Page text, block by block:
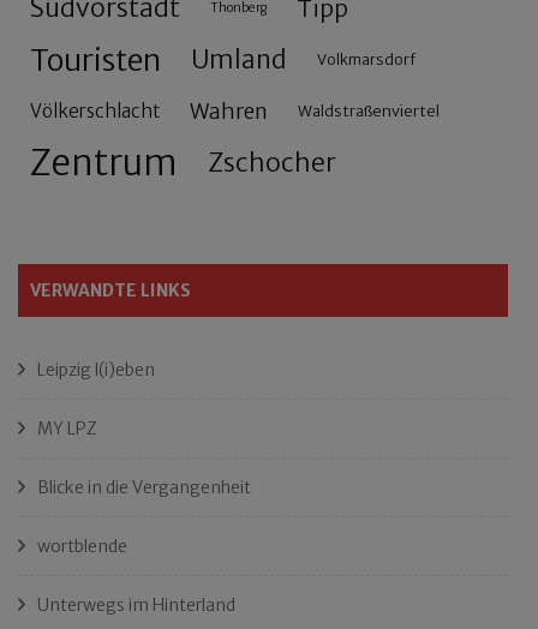
Südvorstadt Thonberg Tipp
Touristen Umland Volkmarsdorf
Völkerschlacht Wahren Waldstraßenviertel
Zentrum Zschocher
VERWANDTE LINKS
Leipzig l(i)eben
MY LPZ
Blicke in die Vergangenheit
wortblende
Unterwegs im Hinterland